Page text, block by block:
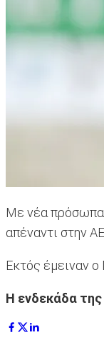
Με νέα πρόσωπα
απέναντι στην
Εκτός έμειναν
Η ενδεκάδα